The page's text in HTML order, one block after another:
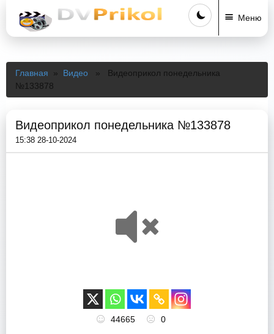
Меню
Главная » Видео » Видеоприкол понедельника
№133878
Видеоприкол понедельника №133878
15:38 28-10-2024
44665 0